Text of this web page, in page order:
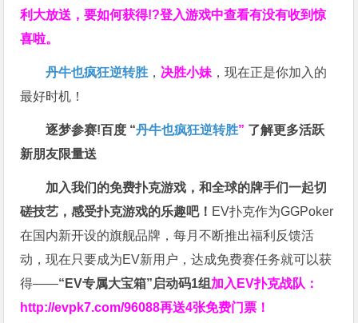
利大放送，要如何获得!?登入游戏中查看有没有收到惊
喜啦。
丹牛也疯狂逆转胜 ， 决胜小妹 ，现在正是你加入的
最好时机！
逐梦参赛!百度 “丹牛也疯狂逆转胜” 了解更多活跃
新朋友限量送
加入我们的免费扑克游戏，和全球的牌手们一起切
磋技艺，感受扑克游戏的乐趣吧！ EV扑克作为GGPoker
在国内新开设的旗舰品牌，每月不断推出福利反馈活
动，现在只要成为EV新用户，达成免费赛任务就可以获
得——“EV专属大宝箱”启动码1组 加入EV扑克战队：
http://evpk7.com/96088再送4张免费门票！